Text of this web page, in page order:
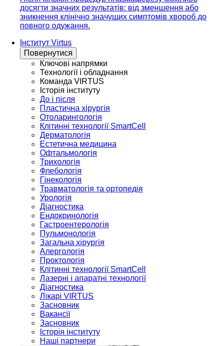
досягти значних результатів: від зменшення або
зникнення клінічно значущих симптомів хвороб до
повного одужання.
Інститут Virtus
Повернутися
Ключові напрямки
Технології і обладнання
Команда VIRTUS
Історія інституту
До і після
Пластична хірургія
Отоларингологія
Клітинні технології SmartCell
Дерматологія
Естетична медицина
Офтальмологія
Трихологія
Флебологія
Гінекологія
Травматологія та ортопедія
Урологія
Діагностика
Ендокринологія
Гастроентерологія
Пульмонологія
Загальна хірургія
Алергологія
Проктологія
Клітинні технології SmartCell
Лазерні і апаратні технології
Діагностика
Лікарі VIRTUS
Засновник
Вакансії
Засновник
Історія інституту
Наші партнери